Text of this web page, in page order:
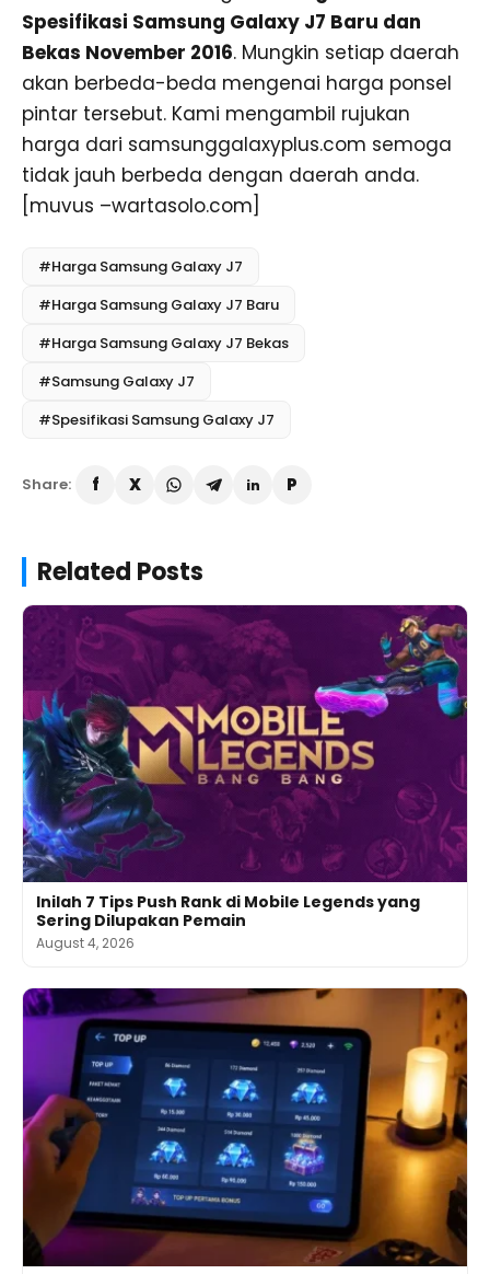
Spesifikasi Samsung Galaxy J7 Baru dan
Bekas November 2016. Mungkin setiap daerah
akan berbeda-beda mengenai harga ponsel
pintar tersebut. Kami mengambil rujukan
harga dari samsunggalaxyplus.com semoga
tidak jauh berbeda dengan daerah anda.
[muvus –wartasolo.com]
#Harga Samsung Galaxy J7
#Harga Samsung Galaxy J7 Baru
#Harga Samsung Galaxy J7 Bekas
#Samsung Galaxy J7
#Spesifikasi Samsung Galaxy J7
Share:
Related Posts
Inilah 7 Tips Push Rank di Mobile Legends yang
Sering Dilupakan Pemain
August 4, 2026